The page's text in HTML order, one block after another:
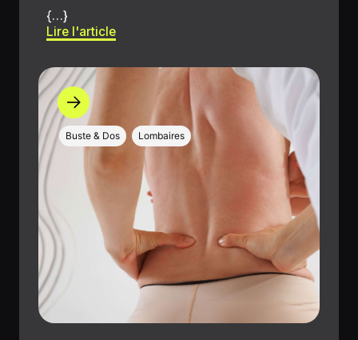
{…}
Lire l'article
Buste & Dos Lombaires